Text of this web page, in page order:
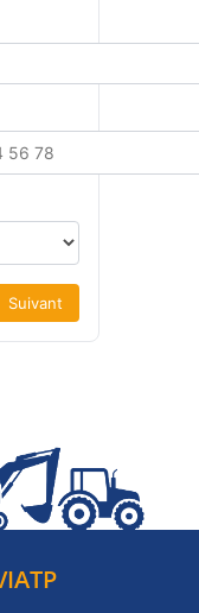
Suivant